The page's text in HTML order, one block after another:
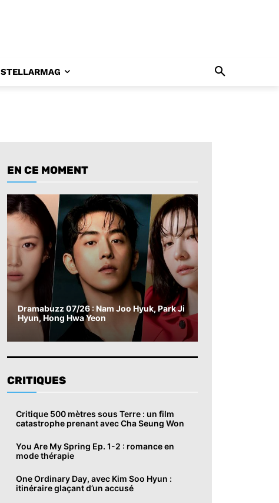
STELLARMAG
EN CE MOMENT
Dramabuzz 07/26 : Nam Joo Hyuk, Park Ji
Hyun, Hong Hwa Yeon
CRITIQUES
Critique 500 mètres sous Terre : un film
catastrophe prenant avec Cha Seung Won
You Are My Spring Ep. 1-2 : romance en
mode thérapie
One Ordinary Day, avec Kim Soo Hyun :
itinéraire glaçant d’un accusé